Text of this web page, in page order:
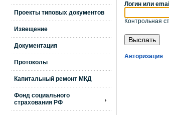
Проекты типовых документов
Извещение
Документация
Протоколы
Капитальный ремонт МКД
Фонд социального
страхования РФ
Логин или
Контрольная
Авторизация